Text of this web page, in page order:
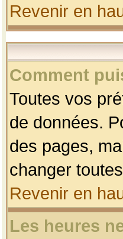
Revenir en
Comment
Toutes vos
de données.
des pages,
changer
Revenir en
Les heures